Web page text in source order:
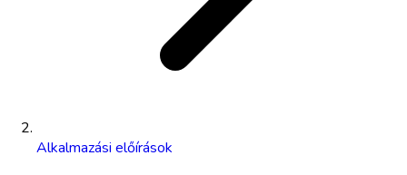
Alkalmazási előírások